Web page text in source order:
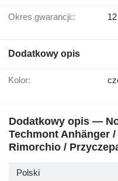
Okres gwarancji::
Dodatkowy opis
Kolor:
Dodatkowy opis —
Techmont Anhänger
Rimorchio /
Polski